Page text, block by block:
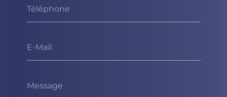
Téléphone
E-Mail
Message